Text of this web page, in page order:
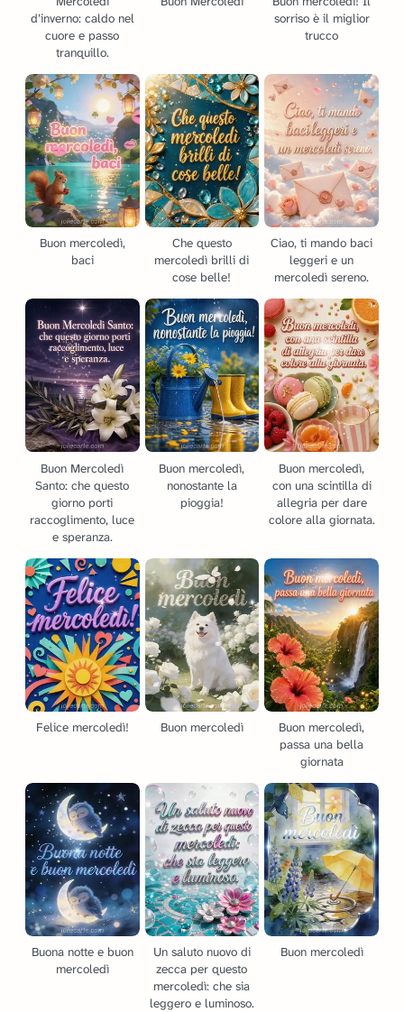
d’inverno: caldo nel
cuore e passo
tranquillo.
sorriso è il miglior
trucco
Buon mercoledì,
baci
Che questo
mercoledì brilli di
cose belle!
Ciao, ti mando baci
leggeri e un
mercoledì sereno.
Buon Mercoledì
Santo: che questo
giorno porti
raccoglimento, luce
e speranza.
Buon mercoledì,
nonostante la
pioggia!
Buon mercoledì,
con una scintilla di
allegria per dare
colore alla giornata.
Felice mercoledì! Buon mercoledì
Buon mercoledì,
passa una bella
giornata
Buona notte e buon
mercoledì
Un saluto nuovo di
zecca per questo
mercoledì: che sia
leggero e luminoso.
Buon mercoledì